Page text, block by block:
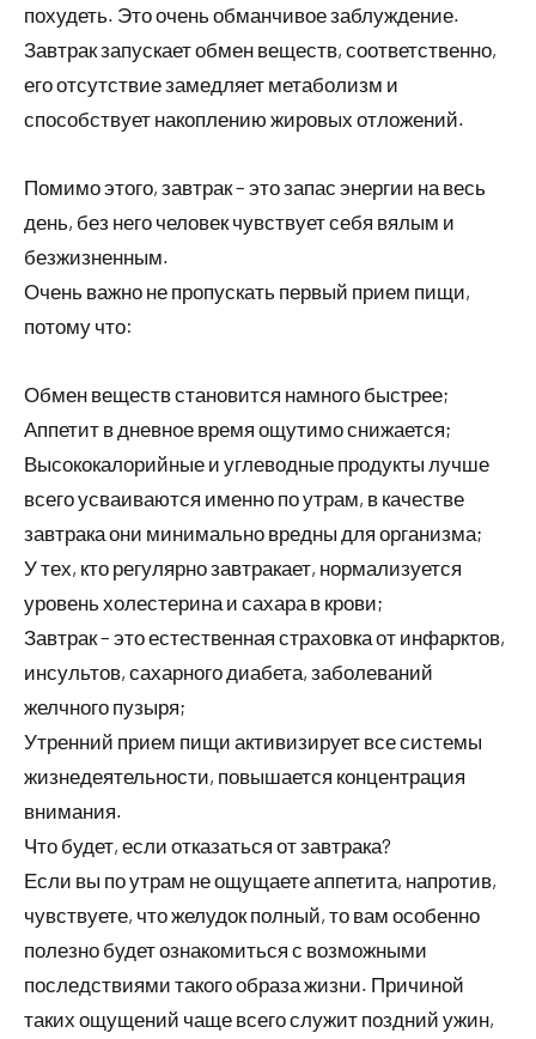
похудеть. Это очень обманчивое заблуждение.
Завтрак запускает обмен веществ, соответственно,
его отсутствие замедляет метаболизм и
способствует накоплению жировых отложений.
Помимо этого, завтрак – это запас энергии на весь
день, без него человек чувствует себя вялым и
безжизненным.
Очень важно не пропускать первый прием пищи,
потому что:
Обмен веществ становится намного быстрее;
Аппетит в дневное время ощутимо снижается;
Высококалорийные и углеводные продукты лучше
всего усваиваются именно по утрам, в качестве
завтрака они минимально вредны для организма;
У тех, кто регулярно завтракает, нормализуется
уровень холестерина и сахара в крови;
Завтрак – это естественная страховка от инфарктов,
инсультов, сахарного диабета, заболеваний
желчного пузыря;
Утренний прием пищи активизирует все системы
жизнедеятельности, повышается концентрация
внимания.
Что будет, если отказаться от завтрака?
Если вы по утрам не ощущаете аппетита, напротив,
чувствуете, что желудок полный, то вам особенно
полезно будет ознакомиться с возможными
последствиями такого образа жизни. Причиной
таких ощущений чаще всего служит поздний ужин,